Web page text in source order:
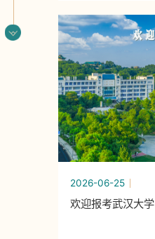
2026-06-25
欢迎报考武汉大学